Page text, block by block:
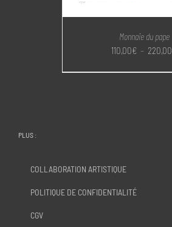
Monnaie du pape
110,00€ – 220,00
PLUS :
COLLABORATION ARTISTIQUE
POLITIQUE DE CONFIDENTIALITÉ
CGV